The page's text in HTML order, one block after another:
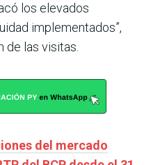
los elevados
implementados”,
de las visitas.
del mercado